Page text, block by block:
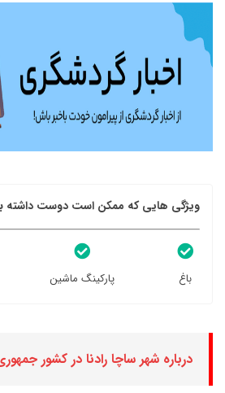
ویژگی هایی که ممکن است دوست داشته
باغ پارکینگ ماشین
درباره شهر ساچا رادنا در کشور